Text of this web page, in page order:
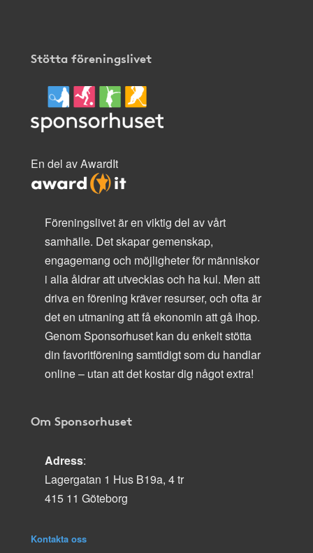
Stötta föreningslivet
En del av AwardIt
Föreningslivet är en viktig del av vårt
samhälle. Det skapar gemenskap,
engagemang och möjligheter för människor
i alla åldrar att utvecklas och ha kul. Men att
driva en förening kräver resurser, och ofta är
det en utmaning att få ekonomin att gå ihop.
Genom Sponsorhuset kan du enkelt stötta
din favoritförening samtidigt som du handlar
online – utan att det kostar dig något extra!
Om Sponsorhuset
Adress:
Lagergatan 1 Hus B19a, 4 tr
415 11 Göteborg
Kontakta oss